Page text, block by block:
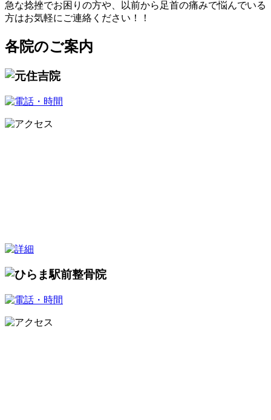
急な捻挫でお困りの方や、以前から足首の痛みで悩んでいる
方はお気軽にご連絡ください！！
各院のご案内